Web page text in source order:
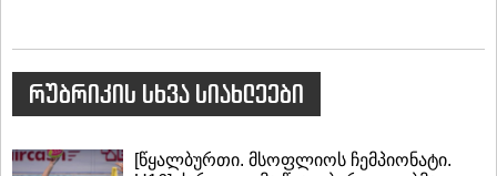
რუბრიკის სხვა სიახლეები
[წყალბურთი. მსოფლიოს ჩემპიონატი.